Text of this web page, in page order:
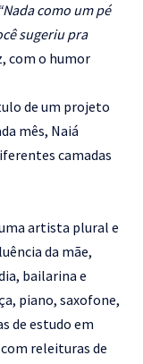
“Nada como um pé
sugeriu pra
com o humor
de um projeto
mês, Naiá
camadas
artista plural e
da mãe,
bailarina e
piano, saxofone,
de estudo em
releituras de